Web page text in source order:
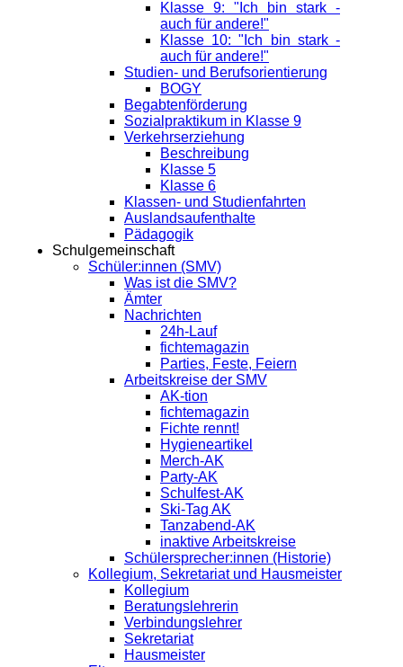
Klasse 9: "Ich bin stark -
auch für andere!"
Klasse 10: "Ich bin stark -
auch für andere!"
Studien- und Berufsorientierung
BOGY
Begabtenförderung
Sozialpraktikum in Klasse 9
Verkehrserziehung
Beschreibung
Klasse 5
Klasse 6
Klassen- und Studienfahrten
Auslandsaufenthalte
Pädagogik
Schulgemeinschaft
Schüler:innen (SMV)
Was ist die SMV?
Ämter
Nachrichten
24h-Lauf
fichtemagazin
Parties, Feste, Feiern
Arbeitskreise der SMV
AK-tion
fichtemagazin
Fichte rennt!
Hygieneartikel
Merch-AK
Party-AK
Schulfest-AK
Ski-Tag AK
Tanzabend-AK
inaktive Arbeitskreise
Schülersprecher:innen (Historie)
Kollegium, Sekretariat und Hausmeister
Kollegium
Beratungslehrerin
Verbindungslehrer
Sekretariat
Hausmeister